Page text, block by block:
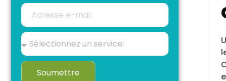
Soumettre